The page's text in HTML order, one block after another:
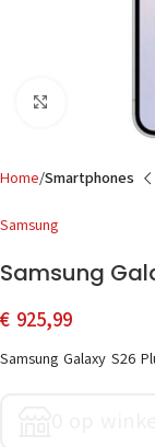
Click to enlarge
Home Smartphones
Samsung
Samsung
€ 925,99
Samsung Galaxy S26